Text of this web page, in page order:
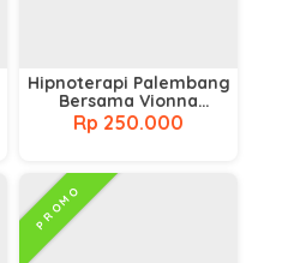
Hipnoterapi Palembang
Bersama Vionna
Suaibatul
Rp 250.000
PROMO